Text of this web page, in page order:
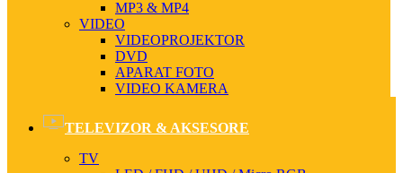
MP3 & MP4
VIDEO
VIDEOPROJEKTOR
DVD
APARAT FOTO
VIDEO KAMERA
TELEVIZOR & AKSESORE
TV